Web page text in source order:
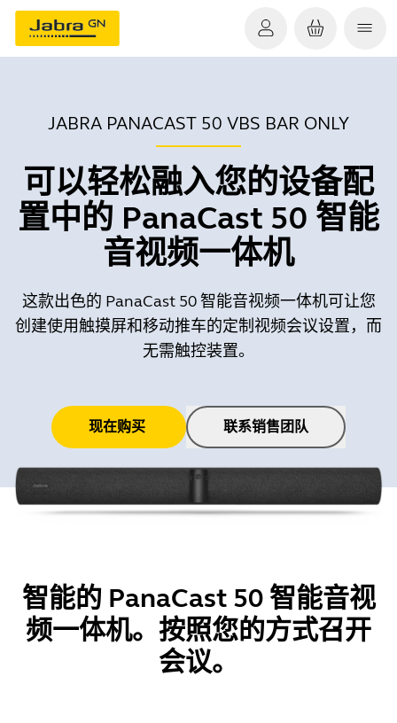
JABRA PANACAST 50 VBS BAR ONLY
可以轻松融入您的设备配
置中的 PanaCast 50 智能
音视频一体机
这款出色的 PanaCast 50 智能音视频一体机可让您
创建使用触摸屏和移动推车的定制视频会议设置，而
无需触控装置。
现在购买 联系销售团队
智能的 PanaCast 50 智能音视
频一体机。按照您的方式召开
会议。